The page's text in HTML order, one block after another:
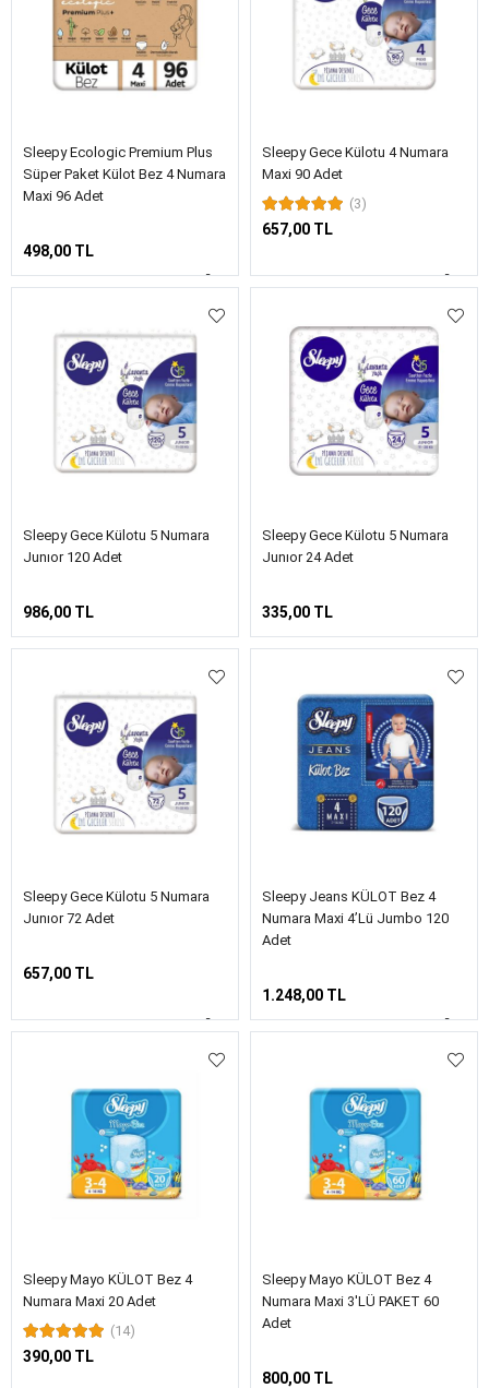
Sleepy Ecologic Premium Plus
Süper Paket Külot Bez 4 Numara
Maxi 96 Adet
498,00 TL
Sleepy Gece Külotu 4 Numara
Maxi 90 Adet
(3)
657,00 TL
Sleepy Gece Külotu 5 Numara
Junıor 120 Adet
986,00 TL
Sleepy Gece Külotu 5 Numara
Junıor 24 Adet
335,00 TL
Sleepy Gece Külotu 5 Numara
Junıor 72 Adet
657,00 TL
Sleepy Jeans KÜLOT Bez 4
Numara Maxi 4’lü Jumbo 120
Adet
1.248,00 TL
Sleepy Mayo KÜLOT Bez 4
Numara Maxi 20 Adet
(14)
390,00 TL
Sleepy Mayo KÜLOT Bez 4
Numara Maxi 3'LÜ PAKET 60
Adet
800,00 TL